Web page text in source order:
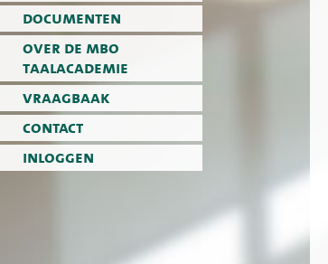
documenten
over de mbo
taalacademie
vraagbaak
contact
inloggen